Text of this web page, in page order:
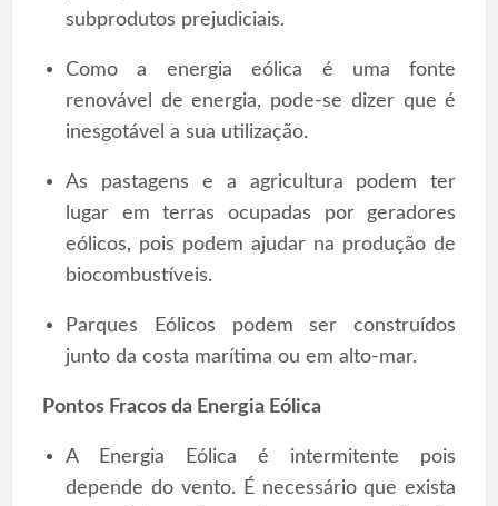
subprodutos prejudiciais.
Como a energia eólica é uma fonte
renovável de energia, pode-se dizer que é
inesgotável a sua utilização.
As pastagens e a agricultura podem ter
lugar em terras ocupadas por geradores
eólicos, pois podem ajudar na produção de
biocombustíveis.
Parques Eólicos podem ser construídos
junto da costa marítima ou em alto-mar.
Pontos Fracos da Energia Eólica
A Energia Eólica é intermitente pois
depende do vento. É necessário que exista